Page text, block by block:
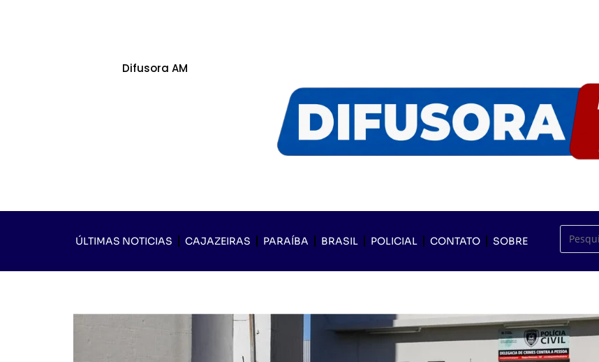
Difusora AM
ÚLTIMAS NOTICIAS CAJAZEIRAS PARAÍBA BRASIL POLICIAL CONTATO SOBRE